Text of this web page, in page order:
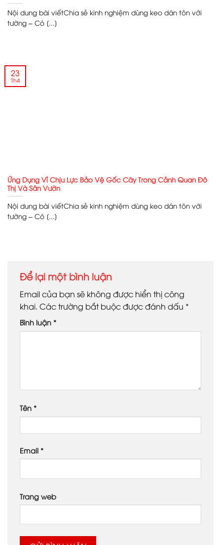
Nội dung bài viếtChia sẻ kinh nghiệm dùng keo dán tôn với
tường – Có [...]
Ứng Dụng Vỉ Chịu Lực Bảo Vệ Gốc Cây Trong Cảnh Quan Đô
Thị Và Sân Vườn
Nội dung bài viếtChia sẻ kinh nghiệm dùng keo dán tôn với
tường – Có [...]
23
Th4
Để lại một bình luận
Email của bạn sẽ không được hiển thị công
khai. Các trường bắt buộc được đánh dấu *
Bình luận *
Tên *
Email *
Trang web